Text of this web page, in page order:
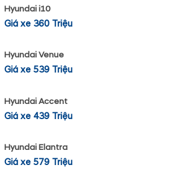
Hyundai i10
Giá xe 360 Triệu
Hyundai Venue
Giá xe 539 Triệu
Hyundai Accent
Giá xe 439 Triệu
Hyundai Elantra
Giá xe 579 Triệu